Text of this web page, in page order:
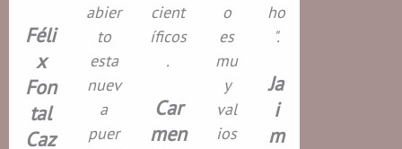
Féli
x
Fon
tal
Caz
abier
to
esta
nuev
a
puer
cient
íficos
.
Car
men
o
es
mu
y
val
ios
ho
".
Ja
i
m